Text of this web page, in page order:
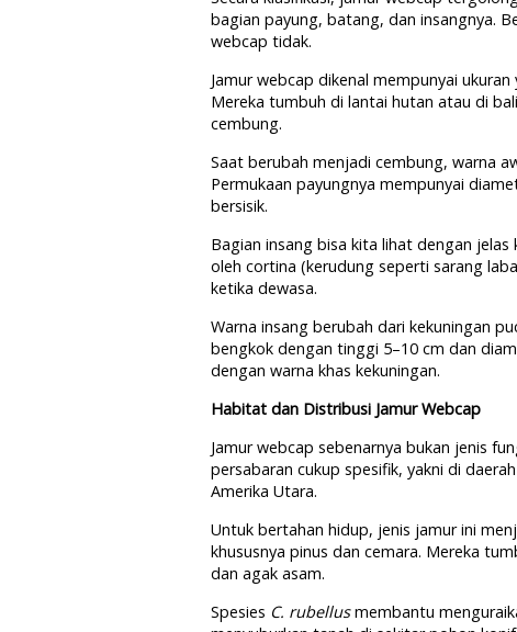
bagian payung, batang, dan insangnya.
webcap tidak.
Jamur webcap dikenal mempunyai
Mereka tumbuh di lantai hutan atau di
cembung.
Saat berubah menjadi cembung, warna
Permukaan payungnya mempunyai
bersisik.
Bagian insang bisa kita lihat dengan
oleh cortina (kerudung seperti sarang
ketika dewasa.
Warna insang berubah dari kekuningan
bengkok dengan tinggi 5–10 cm dan
dengan warna khas kekuningan.
Habitat dan Distribusi Jamur Webcap
Jamur webcap sebenarnya bukan jenis
persabaran cukup spesifik, yakni di
Amerika Utara.
Untuk bertahan hidup, jenis jamur ini
khususnya pinus dan cemara. Mereka
dan agak asam.
Spesies C. rubellusmembantu